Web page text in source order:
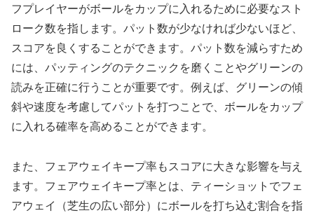
フプレイヤーがボールをカップに入れるために必要なスト
ローク数を指します。パット数が少なければ少ないほど、
スコアを良くすることができます。パット数を減らすため
には、パッティングのテクニックを磨くことやグリーンの
読みを正確に行うことが重要です。例えば、グリーンの傾
斜や速度を考慮してパットを打つことで、ボールをカップ
に入れる確率を高めることができます。
また、フェアウェイキープ率もスコアに大きな影響を与え
ます。フェアウェイキープ率とは、ティーショットでフェ
アウェイ（芝生の広い部分）にボールを打ち込む割合を指